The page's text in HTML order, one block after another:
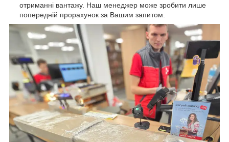
отриманні вантажу. Наш менеджер може зробити лише
попередній прорахунок за Вашим запитом.